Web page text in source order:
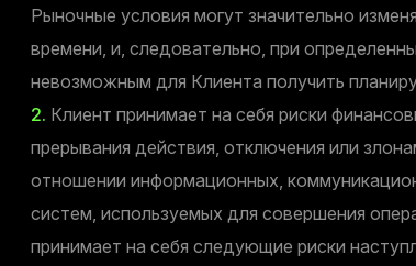
Рыночные условия могут значительно
времени, и, следовательно, при
невозможным для Клиента получить
2. Клиент принимает на себя риски
прерывания действия, отключения или
отношении информационных,
систем, используемых для совершения
принимает на себя следующие риски